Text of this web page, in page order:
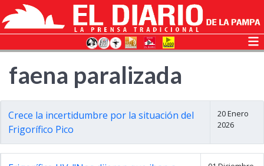
faena paralizada
Crece la incertidumbre por la situación del
Frigorífico Pico
20 Enero
2026